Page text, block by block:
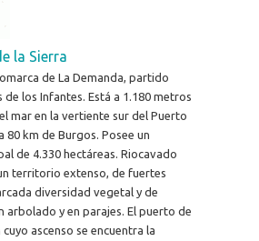
la Sierra
de La Demanda, partido
de los Infantes. Está a 1.180 metros
mar en la vertiente sur del Puerto
80 km de Burgos. Posee un
de 4.330 hectáreas. Riocavado
territorio extenso, de fuertes
diversidad vegetal y de
arbolado y en parajes. El puerto de
ascenso se encuentra la